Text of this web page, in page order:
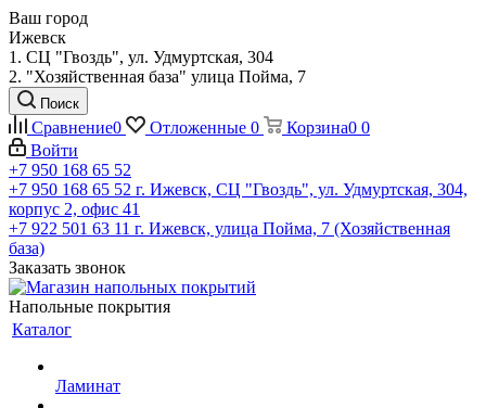
Ваш город
Ижевск
1. СЦ "Гвоздь", ул. Удмуртская, 304
2. "Хозяйственная база" улица Пойма, 7
Поиск
Сравнение0 Отложенные 0 Корзина0 0
Войти
+7 950 168 65 52
+7 950 168 65 52 г. Ижевск, СЦ "Гвоздь", ул. Удмуртская, 304,
корпус 2, офис 41
+7 922 501 63 11 г. Ижевск, улица Пойма, 7 (Хозяйственная
база)
Заказать звонок
Напольные покрытия
Каталог
Ламинат